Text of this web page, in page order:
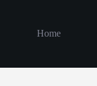
Home